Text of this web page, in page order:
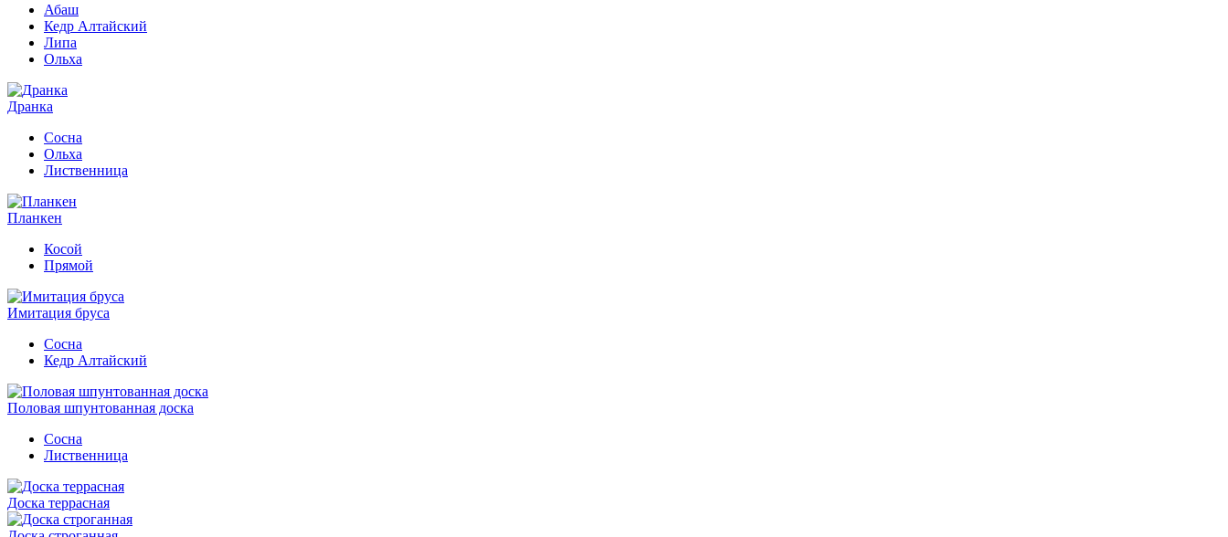
Абаш
Кедр Алтайский
Липа
Ольха
Дранка
Сосна
Ольха
Лиственница
Планкен
Косой
Прямой
Имитация бруса
Сосна
Кедр Алтайский
Половая шпунтованная доска
Сосна
Лиственница
Доска террасная